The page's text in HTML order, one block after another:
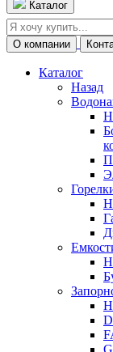
Каталог
О компании
Каталог
Назад